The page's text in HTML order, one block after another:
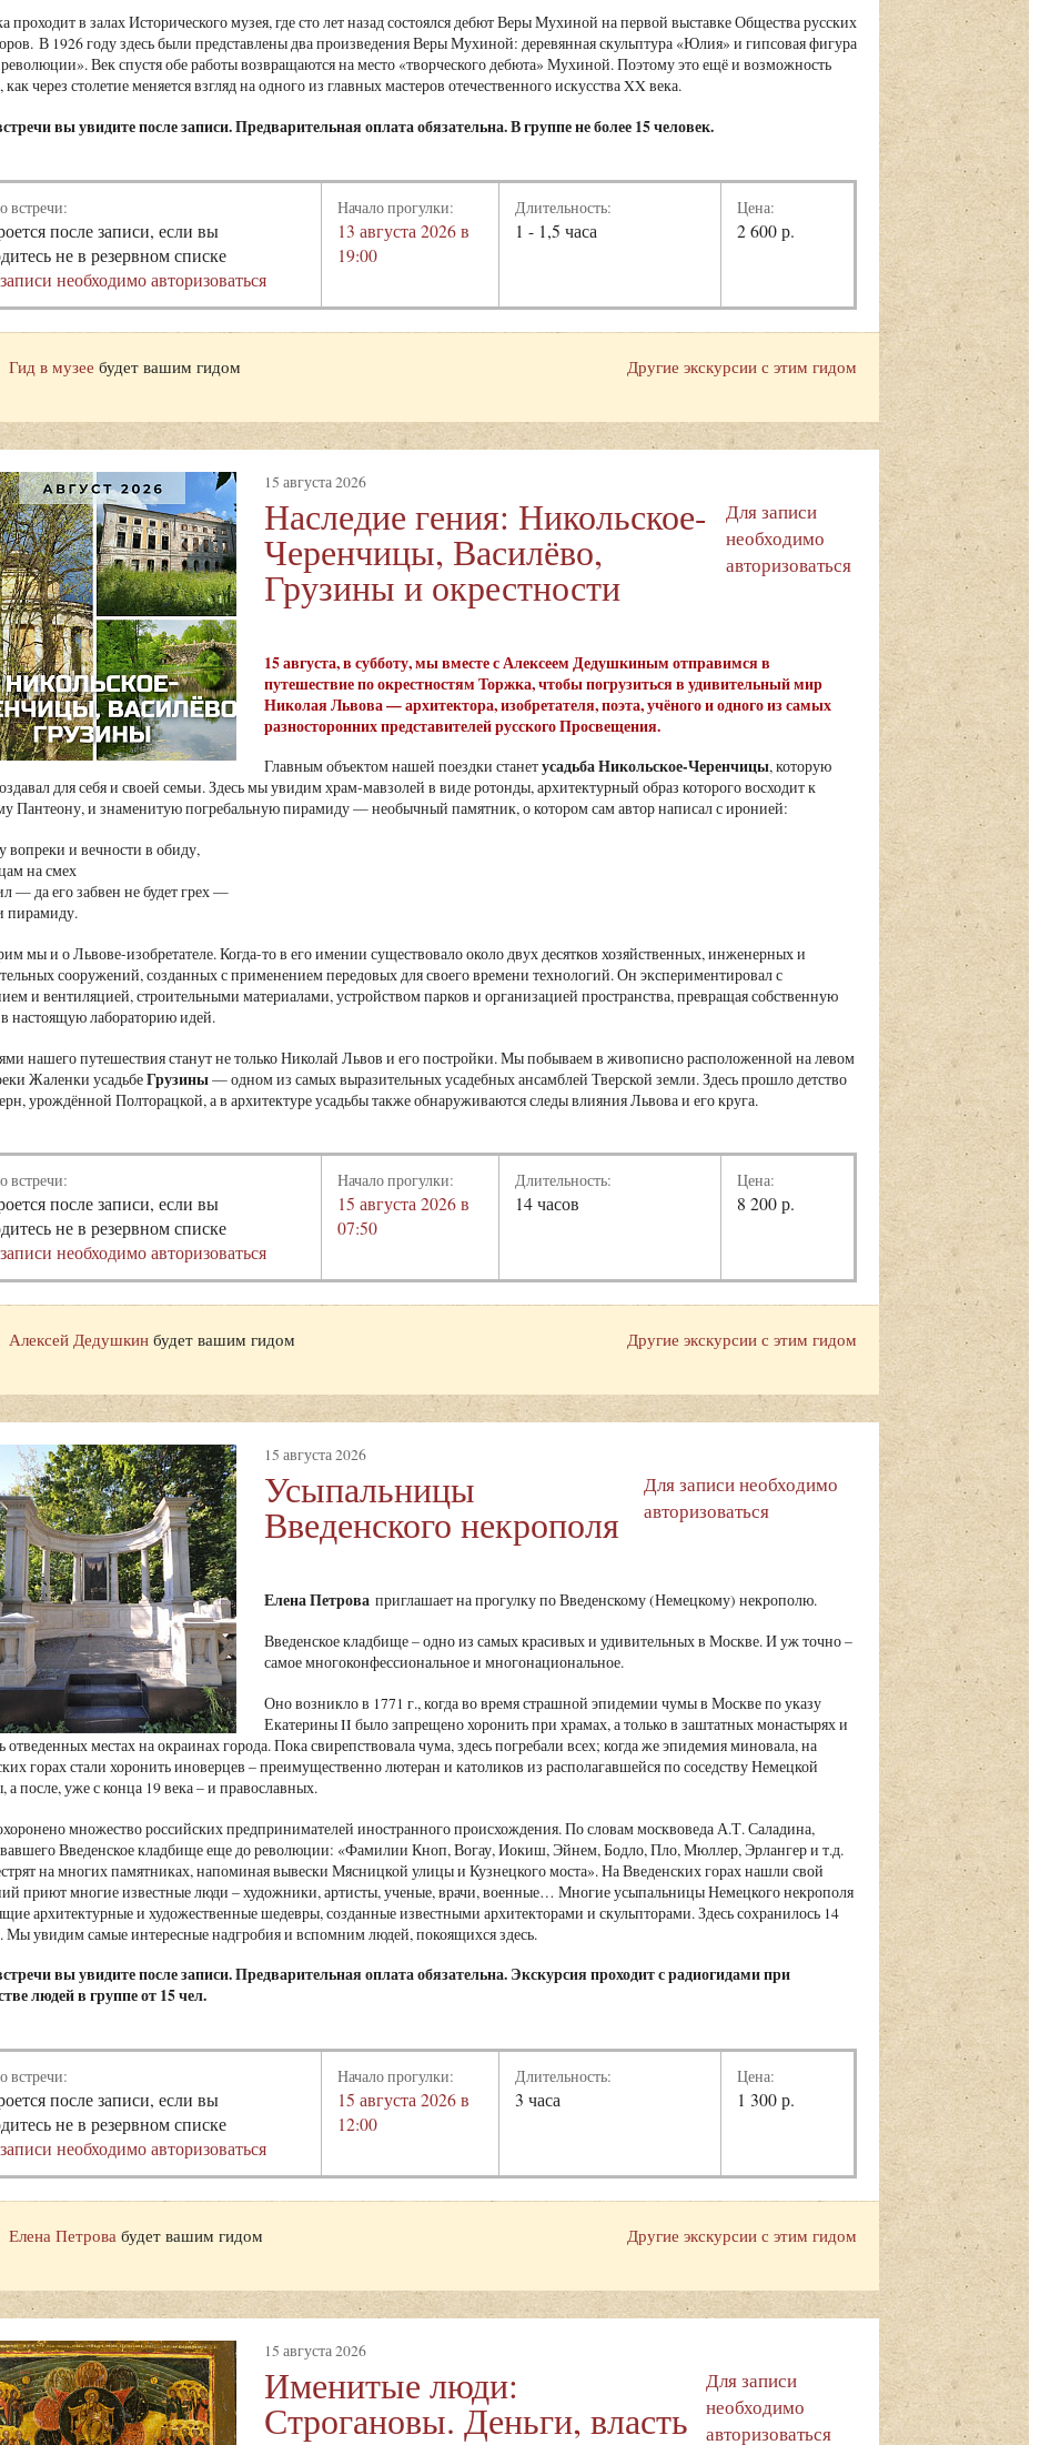
проходит в залах Исторического музея, где сто лет назад состоялся дебют Веры Мухиной на первой выставке Общества русских
В 1926 году здесь были представлены два произведения Веры Мухиной: деревянная скульптура «Юлия» и гипсовая фигура
Век спустя обе работы возвращаются на место «творческого дебюта» Мухиной. Поэтому это ещё и возможность
как через столетие меняется взгляд на одного из главных мастеров отечественного искусства XX века.
вы увидите после записи. Предварительная оплата обязательна. В группе не более 15 человек.
встречи:
после записи, если вы
не в резервном списке
необходимо авторизоваться
Начало прогулки:
13 августа 2026 в
19:00
Длительность:
1 - 1,5 часа
Цена:
2 600 р.
Другие экскурсии с этим гидом
Гид в музее будет вашим гидом
15 августа 2026
Наследие гения: Никольское-
Черенчицы, Василёво,
Грузины и окрестности
Для записи
необходимо
авторизоваться
15 августа, в субботу, мы вместе с Алексеем Дедушкиным отправимся в
путешествие по окрестностям Торжка, чтобы погрузиться в удивительный мир
Николая Львова — архитектора, изобретателя, поэта, учёного и одного из самых
разносторонних представителей русского Просвещения.
Главным объектом нашей поездки станетусадьба Никольское-Черенчицы, которую
для себя и своей семьи. Здесь мы увидим храм-мавзолей в виде ротонды, архитектурный образ которого восходит к
Пантеону, и знаменитую погребальную пирамиду — необычный памятник, о котором сам автор написал с иронией:
вопреки и вечности в обиду,
на смех
— да его забвен не будет грех —
пирамиду.
мы и о Львове-изобретателе. Когда-то в его имении существовало около двух десятков хозяйственных, инженерных и
сооружений, созданных с применением передовых для своего времени технологий. Он экспериментировал с
и вентиляцией, строительными материалами, устройством парков и организацией пространства, превращая собственную
в настоящую лабораторию идей.
нашего путешествия станут не только Николай Львов и его постройки. Мы побываем в живописно расположенной на левом
Жаленки усадьбеГрузины— одном из самых выразительных усадебных ансамблей Тверской земли. Здесь прошло детство
урождённой Полторацкой, а в архитектуре усадьбы также обнаруживаются следы влияния Львова и его круга.
встречи:
после записи, если вы
не в резервном списке
необходимо авторизоваться
Начало прогулки:
15 августа 2026 в
07:50
Длительность:
14 часов
Цена:
8 200 р.
Другие экскурсии с этим гидом
Алексей Дедушкин будет вашим гидом
15 августа 2026
Усыпальницы
Введенского некрополя
Для записи необходимо
авторизоваться
Елена Петрова приглашает на прогулку по Введенскому (Немецкому) некрополю.
Введенское кладбище – одно из самых красивых и удивительных в Москве. И уж точно –
самое многоконфессиональное и многонациональное.
Оно возникло в 1771 г., когда во время страшной эпидемии чумы в Москве по указу
Екатерины II было запрещено хоронить при храмах, а только в заштатных монастырях и
отведенных местах на окраинах города. Пока свирепствовала чума, здесь погребали всех; когда же эпидемия миновала, на
горах стали хоронить иноверцев – преимущественно лютеран и католиков из располагавшейся по соседству Немецкой
а после, уже с конца 19 века – и православных.
множество российских предпринимателей иностранного происхождения. По словам москвоведа А.Т. Саладина,
Введенское кладбище еще до революции: «Фамилии Кноп, Вогау, Иокиш, Эйнем, Бодло, Пло, Мюллер, Эрлангер и т.д.
на многих памятниках, напоминая вывески Мясницкой улицы и Кузнецкого моста». На Введенских горах нашли свой
приют многие известные люди – художники, артисты, ученые, врачи, военные… Многие усыпальницы Немецкого некрополя
архитектурные и художественные шедевры, созданные известными архитекторами и скульпторами. Здесь сохранилось 14
Мы увидим самые интересные надгробия и вспомним людей, покоящихся здесь.
вы увидите после записи. Предварительная оплата обязательна. Экскурсия проходит с радиогидами при
людей в группе от 15 чел.
встречи:
после записи, если вы
не в резервном списке
необходимо авторизоваться
Начало прогулки:
15 августа 2026 в
12:00
Длительность:
3 часа
Цена:
1 300 р.
Другие экскурсии с этим гидом
Елена Петрова будет вашим гидом
15 августа 2026
Именитые люди:
Строгановы. Деньги, власть
Для записи
необходимо
авторизоваться